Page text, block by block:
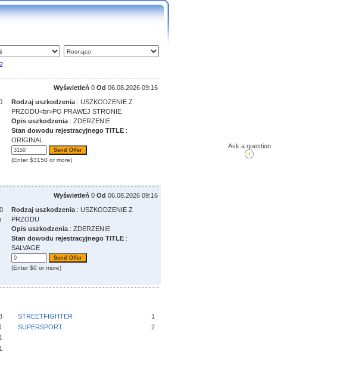
Ask a question
2
Wyświetleń 0 Od 06.08.2026 09:16
Rodzaj uszkodzenia : USZKODZENIE Z
PRZODU<br>PO PRAWEJ STRONIE
Opis uszkodzenia : ZDERZENIE
Stan dowodu rejestracyjnego TITLE :
ORIGINAL
(Enter $3150 or more)
Wyświetleń 0 Od 06.08.2026 09:16
Rodzaj uszkodzenia : USZKODZENIE Z
PRZODU
Opis uszkodzenia : ZDERZENIE
Stan dowodu rejestracyjnego TITLE :
SALVAGE
(Enter $0 or more)
STREETFIGHTER
1
SUPERSPORT
2
1
1